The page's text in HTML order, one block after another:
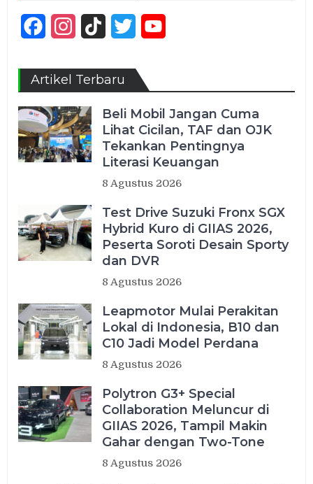
FacebookInstagram
TikTok Twitter
Artikel Terbaru
Beli Mobil Jangan Cuma
Lihat Cicilan, TAF dan OJK
Tekankan Pentingnya
Literasi Keuangan
8 Agustus 2026
Test Drive Suzuki Fronx SGX
Hybrid Kuro di GIIAS 2026,
Peserta Soroti Desain Sporty
dan DVR
8 Agustus 2026
Leapmotor Mulai Perakitan
Lokal di Indonesia, B10 dan
C10 Jadi Model Perdana
8 Agustus 2026
Polytron G3+ Special
Collaboration Meluncur di
GIIAS 2026, Tampil Makin
Gahar dengan Two-Tone
8 Agustus 2026